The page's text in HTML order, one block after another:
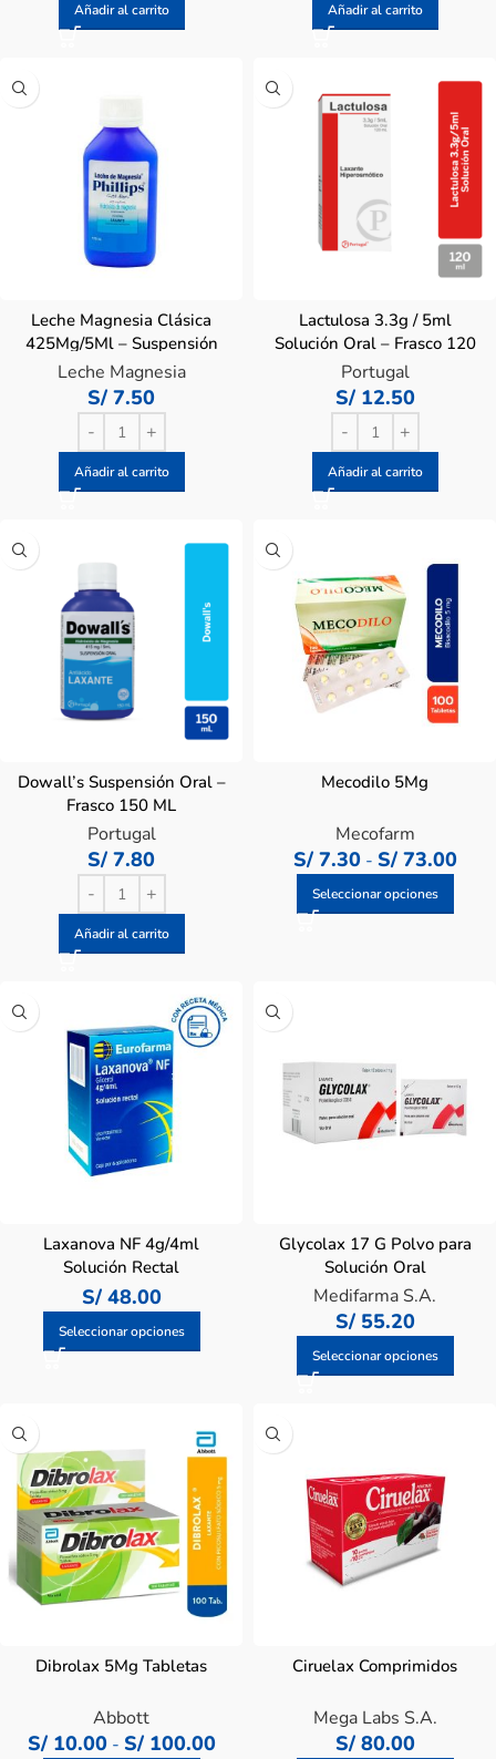
Añadir al carrito Añadir al carrito
Leche Magnesia Clásica
425Mg/5Ml – Suspensión
120 Ml
Leche Magnesia
S/ 7.50
Añadir al carrito
Lactulosa 3.3g / 5ml
Solución Oral – Frasco 120
ML
Portugal
S/12.50
Añadir al carrito
Dowall’s Suspensión Oral –
Frasco 150 ML
Portugal
S/ 7.80
Añadir al carrito
Mecodilo 5Mg
Mecofarm
S/7.30 - S/73.00
Seleccionar opciones
Laxanova NF 4g/4ml
Solución Rectal
S/48.00
Seleccionar opciones
Glycolax 17 G Polvo para
Solución Oral
Medifarma S.A.
S/55.20
Seleccionar opciones
Dibrolax 5Mg Tabletas
Abbott
S/10.00 - S/100.00
Ciruelax Comprimidos
Mega Labs S.A.
S/80.00